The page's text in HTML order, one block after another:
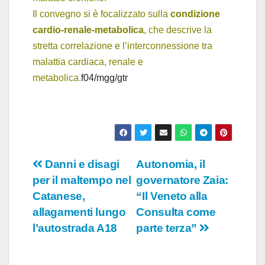
Il convegno si è focalizzato sulla condizione
cardio-renale-metabolica, che descrive la
stretta correlazione e l’interconnessione tra
malattia cardiaca, renale e
metabolica.f04/mgg/gtr
Navigazione
articoli
Autonomia, il
governatore Zaia:
“Il Veneto alla
Consulta come
parte terza”
Danni e disagi
per il maltempo nel
Catanese,
allagamenti lungo
l’autostrada A18